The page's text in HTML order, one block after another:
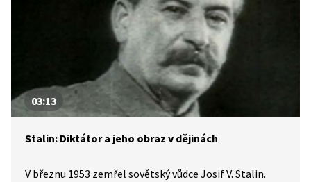
odmítli účast na Marshallově plánu poválečné obnovy.
03:13
Stalin: Diktátor a jeho obraz v dějinách
V březnu 1953 zemřel sovětský vůdce Josif V. Stalin.